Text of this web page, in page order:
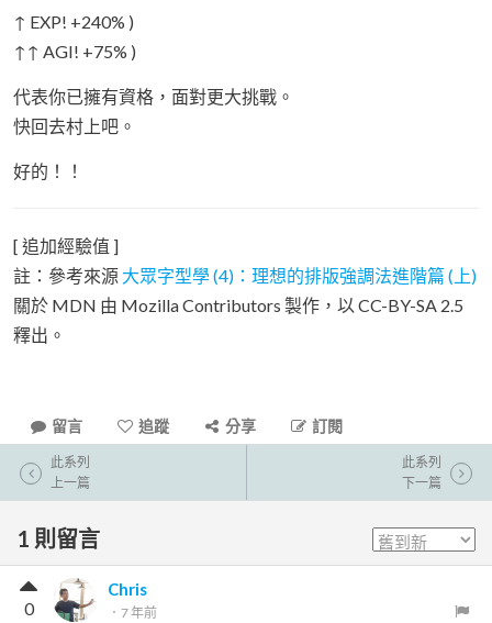
↑ EXP! +240% )
↑↑ AGI! +75% )
代表你已擁有資格，面對更大挑戰。
快回去村上吧。
好的！！
[ 追加經驗值 ]
註：參考來源 大眾字型學 (4)：理想的排版強調法進階篇 (上)
關於 MDN 由 Mozilla Contributors 製作，以 CC-BY-SA 2.5
釋出。
留言 追蹤 分享 訂閱
此系列
上一篇
此系列
下一篇
1 則留言
Chris
． 7 年前
0